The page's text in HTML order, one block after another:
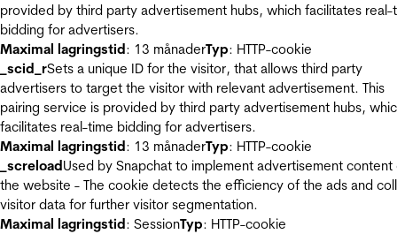
provided by third party advertisement hubs, which facilitates real-
bidding for advertisers.
Maximal lagringstid: 13 månaderTyp: HTTP-cookie
_scid_rSets a unique ID for the visitor, that allows third party
advertisers to target the visitor with relevant advertisement. This
pairing service is provided by third party advertisement hubs,
facilitates real-time bidding for advertisers.
Maximal lagringstid: 13 månaderTyp: HTTP-cookie
_screloadUsed by Snapchat to implement advertisement content
the website - The cookie detects the efficiency of the ads and
visitor data for further visitor segmentation.
Maximal lagringstid: SessionTyp: HTTP-cookie